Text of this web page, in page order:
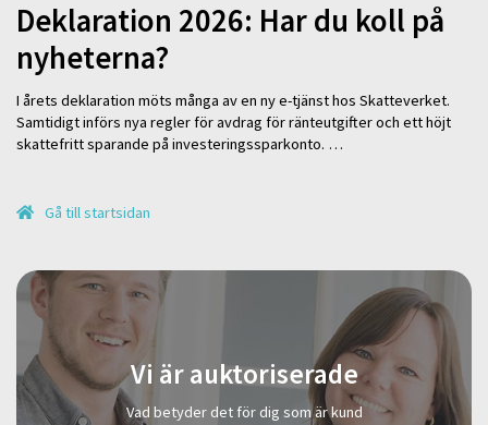
Deklaration 2026: Har du koll på
nyheterna?
I årets deklaration möts många av en ny e-tjänst hos Skatteverket.
Samtidigt införs nya regler för avdrag för ränteutgifter och ett höjt
skattefritt sparande på investeringssparkonto. …
Gå till startsidan
Vi är auktoriserade
Vad betyder det för dig som är kund